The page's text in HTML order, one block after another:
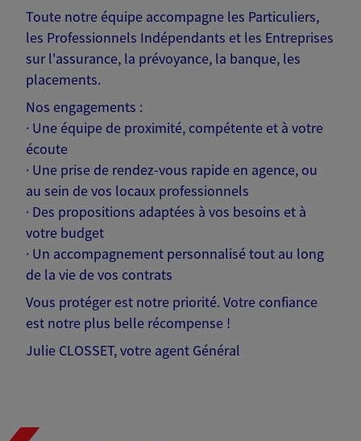
Toute notre équipe accompagne les Particuliers,
les Professionnels Indépendants et les Entreprises
sur l'assurance, la prévoyance, la banque, les
placements.
Nos engagements :
· Une équipe de proximité, compétente et à votre
écoute
· Une prise de rendez-vous rapide en agence, ou
au sein de vos locaux professionnels
· Des propositions adaptées à vos besoins et à
votre budget
· Un accompagnement personnalisé tout au long
de la vie de vos contrats
Vous protéger est notre priorité. Votre confiance
est notre plus belle récompense !
Julie CLOSSET, votre agent Général